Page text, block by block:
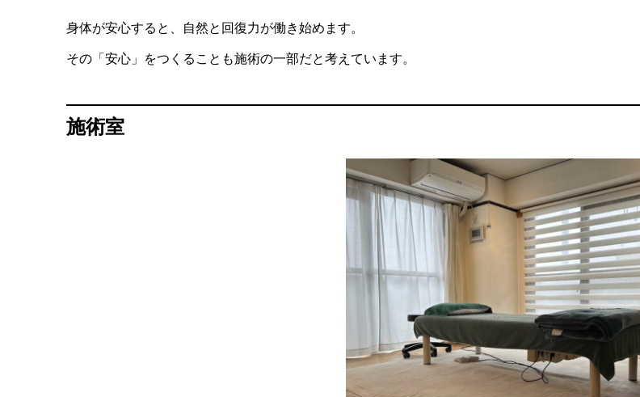
身体が安心すると、自然と回復力が働き始めます。
その「安心」をつくることも施術の一部だと考えています。
施術室